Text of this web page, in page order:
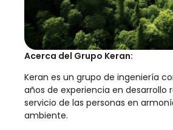
Acerca del Grupo Keran:
Keran es un grupo de ingeniería
años de experiencia en desarrollo
servicio de las personas en
ambiente.